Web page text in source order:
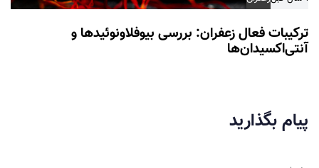
ترکیبات فعال زعفران: بررسی بیوفلاونوئیدها و
آنتی‌اکسیدان‌ها
پیام بگذارید